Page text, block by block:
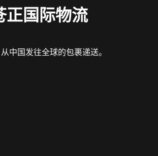
国际物流
中国发往全球的包裹递送。